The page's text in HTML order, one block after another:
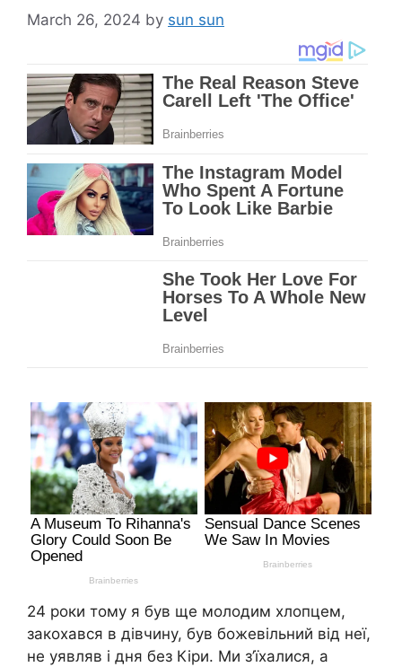
March 26, 2024 by sun sun
24 роки тому я був ще молодим хлопцем,
закохався в дівчину, був божевільний від неї,
не уявляв і дня без Кіри. Ми з’їхалися, а